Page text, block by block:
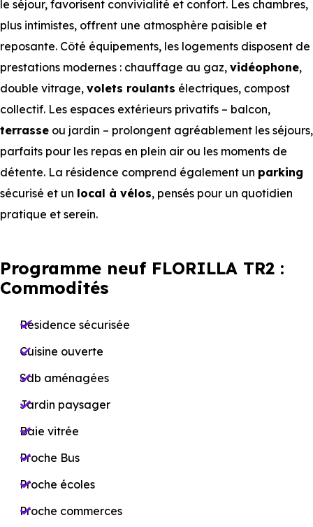
le séjour, favorisent convivialité et confort. Les chambres,
plus intimistes, offrent une atmosphère paisible et
reposante. Côté équipements, les logements disposent de
prestations modernes : chauffage au gaz, vidéophone,
double vitrage, volets roulants électriques, compost
collectif. Les espaces extérieurs privatifs – balcon,
terrasse ou jardin – prolongent agréablement les séjours,
parfaits pour les repas en plein air ou les moments de
détente. La résidence comprend également un parking
sécurisé et un local à vélos, pensés pour un quotidien
pratique et serein.
Programme neuf FLORILLA TR2 :
Commodités
Résidence sécurisée
Cuisine ouverte
Sdb aménagées
Jardin paysager
Baie vitrée
Proche Bus
Proche écoles
Proche commerces